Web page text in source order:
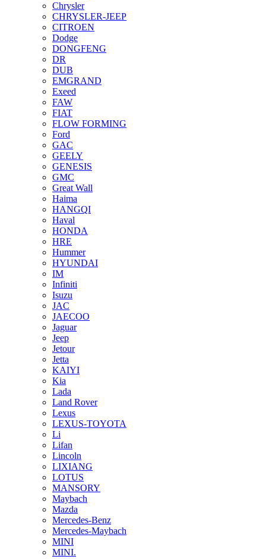
Chrysler
CHRYSLER-JEEP
CITROEN
Dodge
DONGFENG
DR
DUB
EMGRAND
Exeed
FAW
FIAT
FLOW FORMING
Ford
GAC
GEELY
GENESIS
GMC
Great Wall
Haima
HANGQI
Haval
HONDA
HRE
Hummer
HYUNDAI
IM
Infiniti
Isuzu
JAC
JAECOO
Jaguar
Jeep
Jetour
Jetta
KAIYI
Kia
Lada
Land Rover
Lexus
LEXUS-TOYOTA
Li
Lifan
Lincoln
LIXIANG
LOTUS
MANSORY
Maybach
Mazda
Mercedes-Benz
Mercedes-Maybach
MINI
MINI.